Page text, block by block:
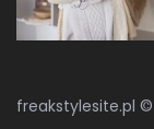
freakstylesite.pl ©